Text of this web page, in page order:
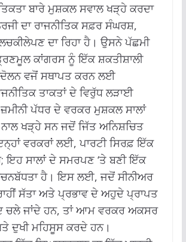
ਬਾਰੇ ਮੁਸ਼ਕਲ ਸਵਾਲ ਖੜ੍ਹੇ ਕਰਦਾ
ਦਾ ਰਾਜਨੀਤਿਕ ਸਫ਼ਰ ਸੰਘਰਸ਼,
ਦਾ ਰਿਹਾ ਹੈ। ਉਸਨੇ ਪੱਛਮੀ
ਕਾਂਗਰਸ ਨੂੰ ਇੱਕ ਸ਼ਕਤੀਸ਼ਾਲੀ
ਵਜੋਂ ਸਥਾਪਤ ਕਰਨ ਲਈ
ਤਾਕਤਾਂ ਦੇ ਵਿਰੁੱਧ ਲੜਾਈ
ਜ਼ਮੀਨੀ ਪੱਧਰ ਦੇ ਵਰਕਰ ਮੁਸ਼ਕਲ ਸਾਲਾਂ
ਖੜ੍ਹੇ ਸਨ ਜਦੋਂ ਜਿੱਤ ਅਨਿਸ਼ਚਿਤ
ਵਰਕਰਾਂ ਲਈ, ਪਾਰਟੀ ਸਿਰਫ਼ ਇੱਕ
ਇਹ ਸਾਲਾਂ ਦੇ ਸਮਰਪਣ ‘ਤੇ ਬਣੀ ਇੱਕ
ਹੈ। ਇਸ ਲਈ, ਜਦੋਂ ਸੀਨੀਅਰ
ਸੱਤਾ ਅਤੇ ਪ੍ਰਭਾਵ ਦੇ ਅਹੁਦੇ ਪ੍ਰਾਪਤ
ਚਲੇ ਜਾਂਦੇ ਹਨ, ਤਾਂ ਆਮ ਵਰਕਰ ਅਕਸਰ
ਦੁਖੀ ਮਹਿਸੂਸ ਕਰਦੇ ਹਨ।